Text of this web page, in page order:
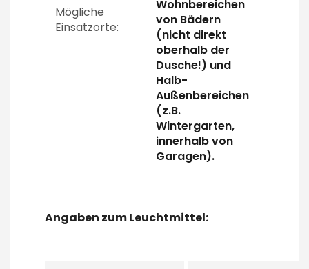
Mögliche
Einsatzorte:
Wohnbereichen
von Bädern
(nicht direkt
oberhalb der
Dusche!) und
Halb-
Außenbereichen
(z.B.
Wintergarten,
innerhalb von
Garagen).
Angaben zum Leuchtmittel: